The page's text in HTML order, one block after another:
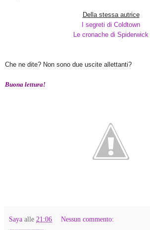
Della stessa autrice
I segreti di Coldtown
Le cronache di Spiderwick
Che ne dite? Non sono due uscite allettanti?
Buona lettura!
Saya alle 21:06 Nessun commento: